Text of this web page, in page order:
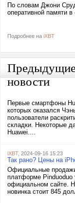
По словам Джони
оперативной памяти
Подробнее на iXBT
новости
Первые смартфоны
которых оказался
пользователи
складки. Некоторые
Huawei....
iXBT, 2024-09-16 15:23
Так рано? Цены на
Официальные продажи
платформе Pinduoduo
официальном сайте.
новинка стоит 845